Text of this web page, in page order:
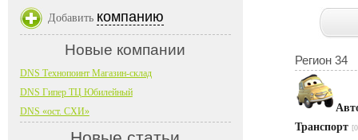
Регион 34
Транспорт
Добавить компанию
Новые компании
DNS Технопоинт Магазин-склад
DNS Гипер ТЦ Юбилейный
DNS «ост. СХИ»